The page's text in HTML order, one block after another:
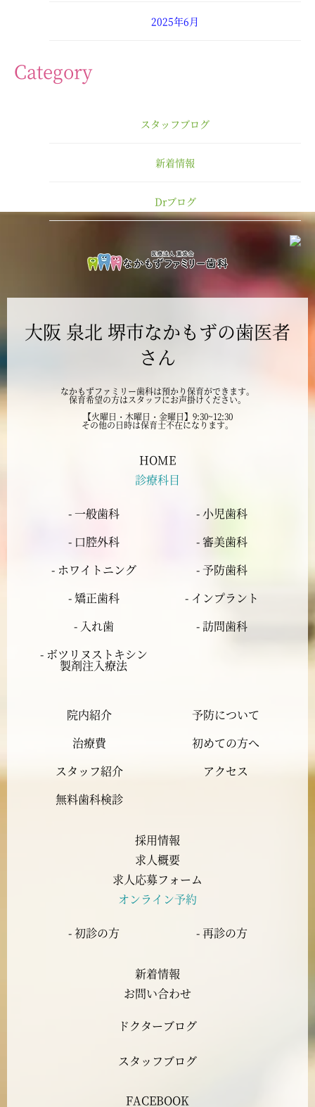
2025年6月
2024年12月
2024年11月
2024年9月
2024年8月
2024年7月
2024年5月
2024年2月
2023年11月
2023年8月
2023年7月
2023年4月
2023年3月
2023年2月
Category
スタッフブログ
新着情報
Drブログ
大阪 泉北 堺市なかもずの歯医者
さん
なかもずファミリー歯科は預かり保育ができます。
保育希望の方はスタッフにお声掛けください。
【火曜日・木曜日・金曜日】9:30~12:30
その他の日時は保育士不在になります。
HOME
診療科目
- 一般歯科
- 小児歯科
- 口腔外科
- 審美歯科
- ホワイトニング
- 予防歯科
- 矯正歯科
- インプラント
- 入れ歯
- 訪問歯科
- ボツリヌストキシン
製剤注入療法
院内紹介
予防について
治療費
初めての方へ
スタッフ紹介
アクセス
無料歯科検診
採用情報
求人概要
求人応募フォーム
オンライン予約
- 初診の方 - 再診の方
新着情報
お問い合わせ
ドクターブログ
スタッフブログ
FACEBOOK